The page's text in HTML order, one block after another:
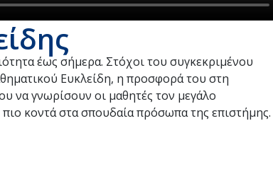
έως σήμερα. Στόχοι του συγκεκριμένου
Ευκλείδη, η προσφορά του στη
να γνωρίσουν οι μαθητές τον μεγάλο
κοντά στα σπουδαία πρόσωπα της επιστήμης.